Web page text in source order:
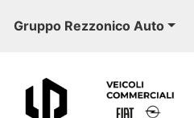
Gruppo Rezzonico Auto